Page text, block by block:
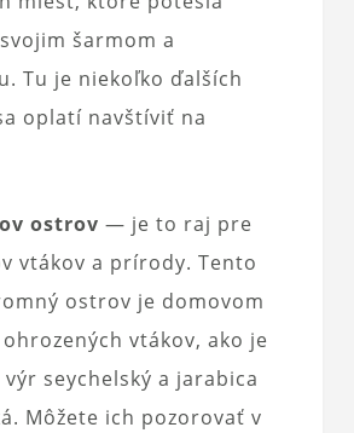
šarmom a
Tu je niekoľko ďalších
oplatí navštíviť na
ostrov — je to raj pre
vtákov a prírody. Tento
ostrov je domovom
vtákov, ako je
seychelský a jarabica
Môžete ich pozorovať v